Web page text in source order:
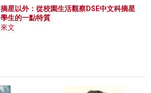
摘星以外：從校園生活觀察DSE中文科摘星
學生的一點特質
來文